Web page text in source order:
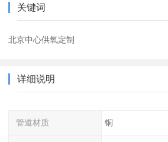
关键词
北京中心供氧定制
详细说明
管道材质 铜